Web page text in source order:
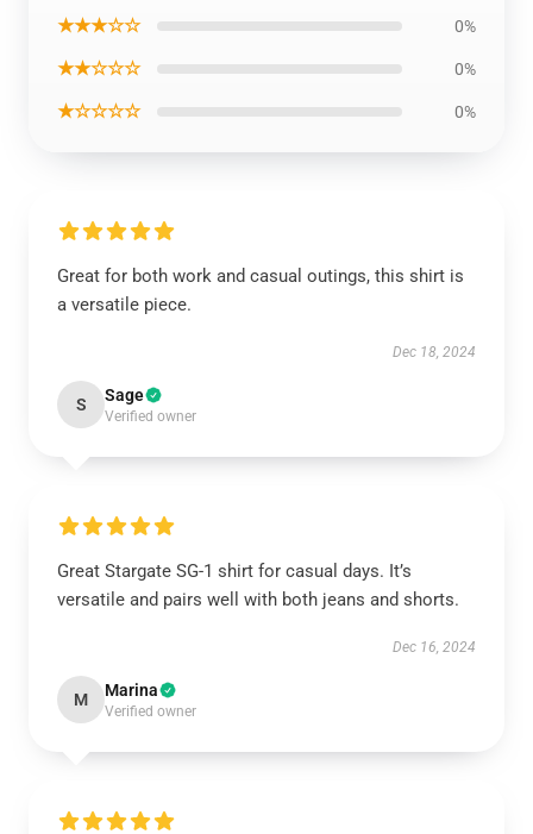
★★★☆☆ 0%
★★☆☆☆ 0%
★☆☆☆☆ 0%
Great for both work and casual outings, this shirt is
a versatile piece.
Dec 18, 2024
S Sage
Verified owner
Great Stargate SG-1 shirt for casual days. It’s
versatile and pairs well with both jeans and shorts.
Dec 16, 2024
M Marina
Verified owner